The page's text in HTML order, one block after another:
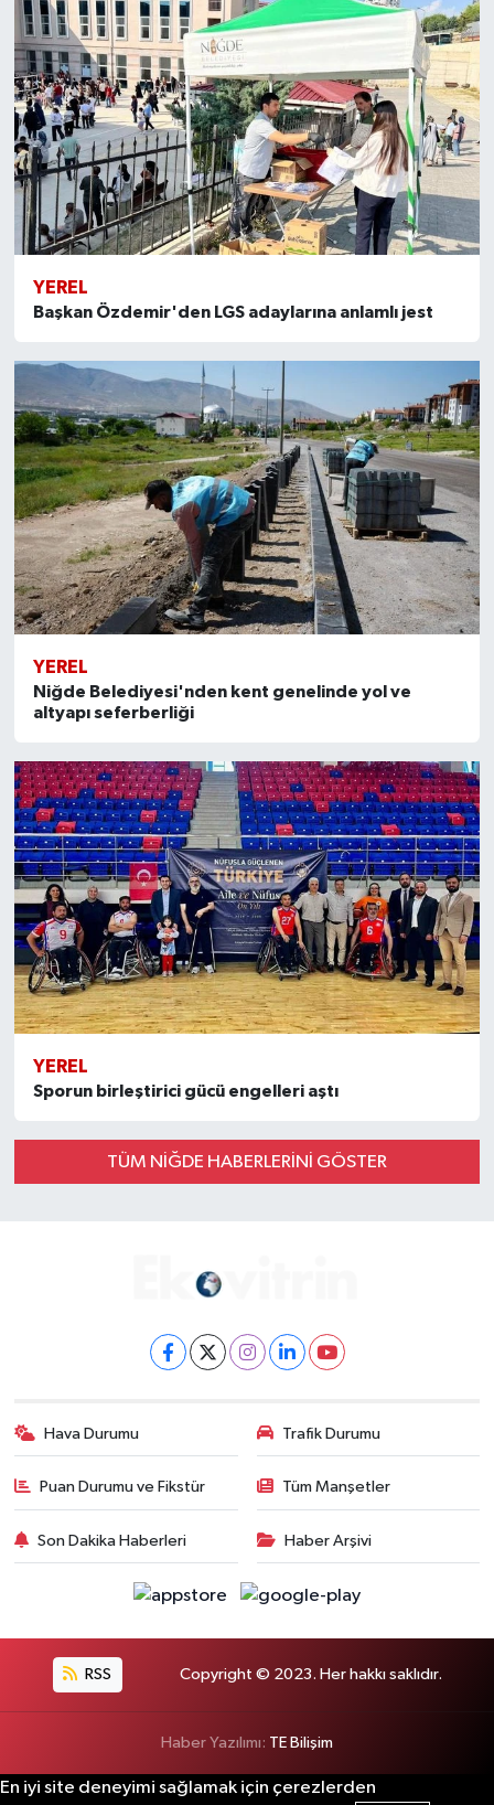
YEREL
Başkan Özdemir'den LGS adaylarına anlamlı jest
YEREL
Niğde Belediyesi'nden kent genelinde yol ve
altyapı seferberliği
YEREL
Sporun birleştirici gücü engelleri aştı
TÜM NİĞDE HABERLERINI GÖSTER
Hava Durumu Trafik Durumu
Puan Durumu ve Fikstür Tüm Manşetler
Son Dakika Haberleri Haber Arşivi
RSS Copyright © 2023. Her hakkı saklıdır.
Haber Yazılımı: TE Bilişim
En iyi site deneyimi sağlamak için çerezlerden